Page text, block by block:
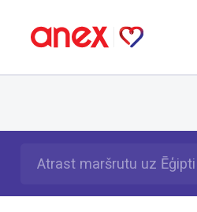
Atrast maršrutu uz Ēģipti